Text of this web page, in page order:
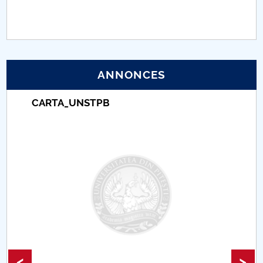
Protection des données personnelles
Comisie de etica unversitară
Accesibilitate pentru studenții cu dizabilități
ANNONCES
CARTA_UNSTPB